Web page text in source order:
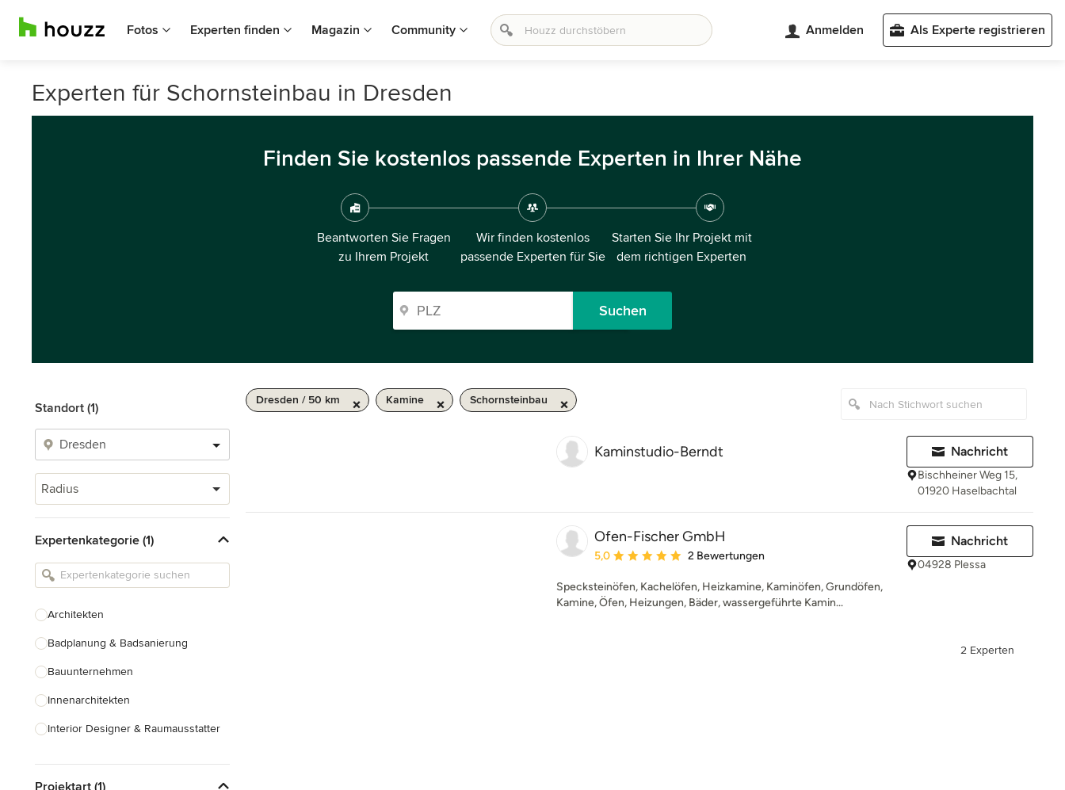
Fotos Experten finden Magazin Community Anmelden Als Experte registrieren
Experten für Schornsteinbau in Dresden
Finden Sie kostenlos passende Experten in Ihrer Nähe
Beantworten Sie Fragen
zu Ihrem Projekt
Wir finden kostenlos
passende Experten für Sie
Starten Sie Ihr Projekt mit
dem richtigen Experten
Suchen
Standort (1)
Radius
Expertenkategorie (1)
Architekten
Badplanung & Badsanierung
Bauunternehmen
Innenarchitekten
Interior Designer & Raumausstatter
Landschaftsarchitekten
Projektart (1)
Dresden / 50 km Kamine Schornsteinbau
Kaminstudio-Berndt Nachricht
Bischheiner Weg 15,
01920 Haselbachtal
Ofen-Fischer GmbH
Durchschnittliche Bewertung: 5 von 5 Sternen
5,0 2 Bewertungen
Specksteinöfen, Kachelöfen, Heizkamine, Kaminöfen, Grundöfen,
Kamine, Öfen, Heizungen, Bäder, wassergeführte Kamin...
Nachricht
04928 Plessa
2 Experten